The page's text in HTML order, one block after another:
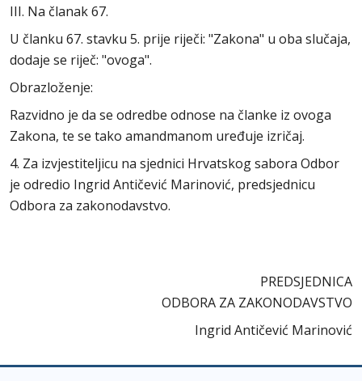
III. Na članak 67.
U članku 67. stavku 5. prije riječi: "Zakona" u oba slučaja,
dodaje se riječ: "ovoga".
Obrazloženje:
Razvidno je da se odredbe odnose na članke iz ovoga
Zakona, te se tako amandmanom uređuje izričaj.
4. Za izvjestiteljicu na sjednici Hrvatskog sabora Odbor
je odredio Ingrid Antičević Marinović, predsjednicu
Odbora za zakonodavstvo.
PREDSJEDNICA
ODBORA ZA ZAKONODAVSTVO
Ingrid Antičević Marinović